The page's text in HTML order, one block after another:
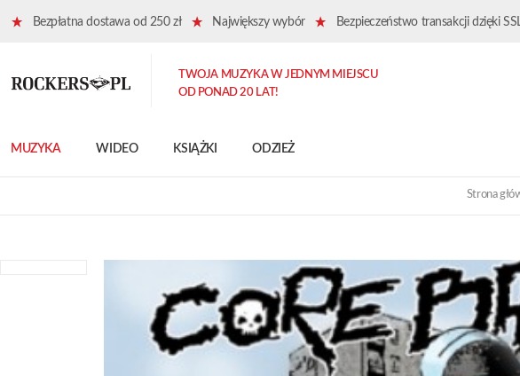
Bezpłatna dostawa od 250 zł Największy wybór Bezpieczeństwo transakcji dzięki
MUZYKA WIDEO KSIĄŻKI ODZIEŻ
TWOJA MUZYKA W JEDNYM MIEJSCU
OD PONAD 20 LAT!
Strona